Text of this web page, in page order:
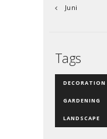
« Juni
Tags
DECORATION
GARDENING
LANDSCAPE